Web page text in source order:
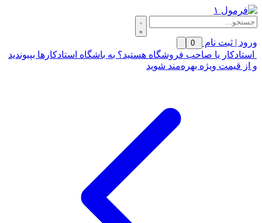
ورود | ثبت نام 0
استادکار یا صاحب فروشگاه هستید؟ به باشگاه استادکارها بپیوندید
و از قیمت ویژه بهره‌مند شوید